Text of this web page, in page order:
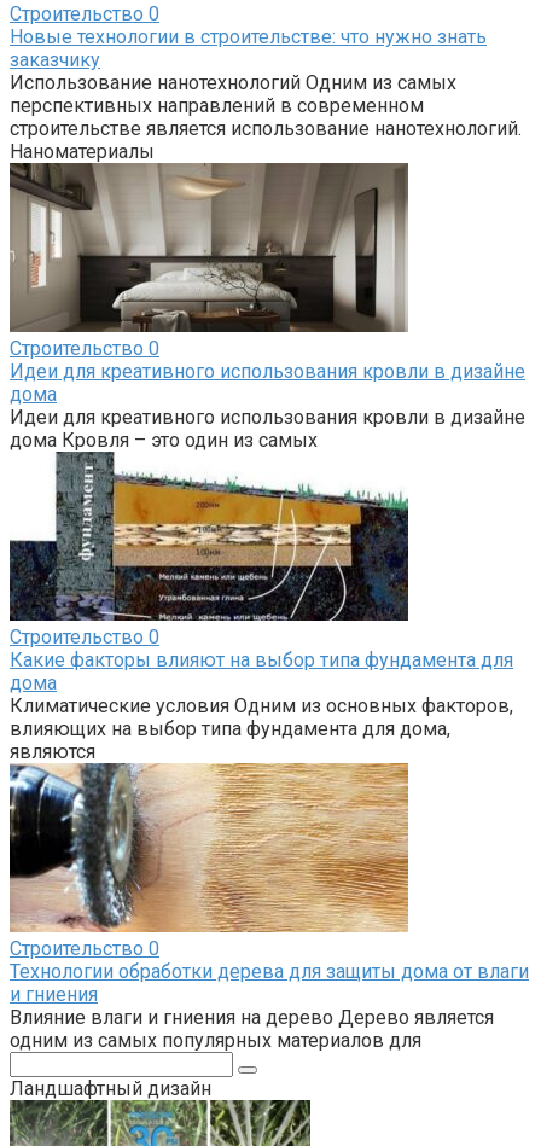
Строительство 0
Новые технологии в строительстве: что нужно знать
заказчику
Использование нанотехнологий Одним из самых
перспективных направлений в современном
строительстве является использование нанотехнологий.
Наноматериалы
Строительство 0
Идеи для креативного использования кровли в дизайне
дома
Идеи для креативного использования кровли в дизайне
дома Кровля – это один из самых
Строительство 0
Какие факторы влияют на выбор типа фундамента для
дома
Климатические условия Одним из основных факторов,
влияющих на выбор типа фундамента для дома,
являются
Строительство 0
Технологии обработки дерева для защиты дома от влаги
и гниения
Влияние влаги и гниения на дерево Дерево является
одним из самых популярных материалов для
Ландшафтный дизайн